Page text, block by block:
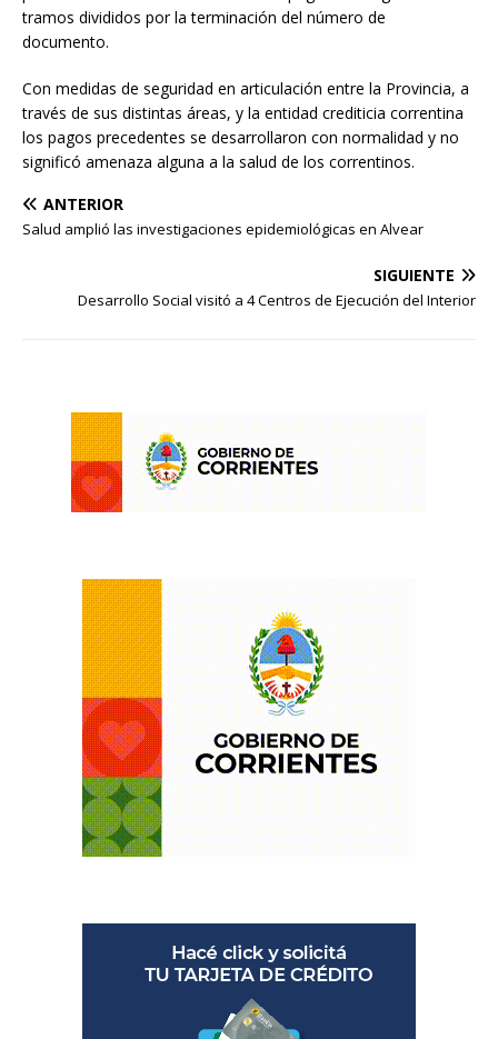
tramos divididos por la terminación del número de
documento.
Con medidas de seguridad en articulación entre la Provincia, a
través de sus distintas áreas, y la entidad crediticia correntina
los pagos precedentes se desarrollaron con normalidad y no
significó amenaza alguna a la salud de los correntinos.
ANTERIOR
Salud amplió las investigaciones epidemiológicas en Alvear
SIGUIENTE
Desarrollo Social visitó a 4 Centros de Ejecución del Interior